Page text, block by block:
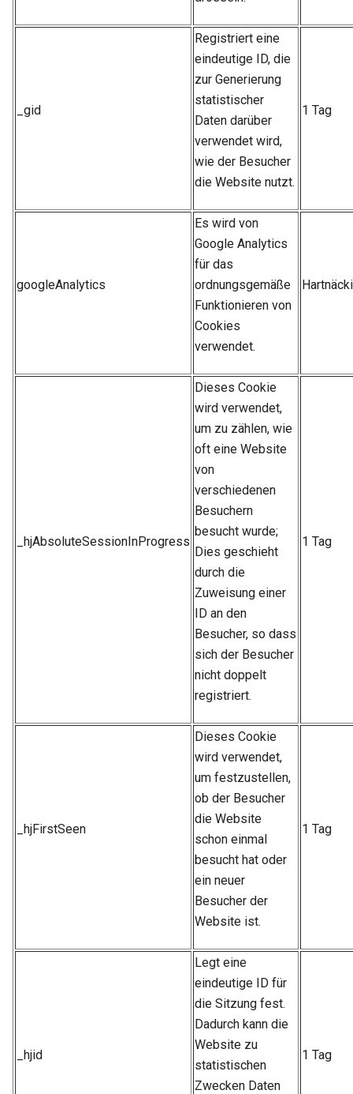
_gid
Registriert eine
eindeutige ID, die
zur Generierung
statistischer
Daten darüber
verwendet wird,
wie der Besucher
die Website nutzt.
1 Tag
googleAnalytics
Es wird von
Google Analytics
für das
ordnungsgemäße
Funktionieren von
Cookies
verwendet.
_hjAbsoluteSessionInProgress
Dieses Cookie
wird verwendet,
um zu zählen, wie
oft eine Website
von
verschiedenen
Besuchern
besucht wurde;
Dies geschieht
durch die
Zuweisung einer
ID an den
Besucher, so dass
sich der Besucher
nicht doppelt
registriert.
1 Tag
_hjFirstSeen
Dieses Cookie
wird verwendet,
um festzustellen,
ob der Besucher
die Website
schon einmal
besucht hat oder
ein neuer
Besucher der
Website ist.
1 Tag
_hjid
Legt eine
eindeutige ID für
die Sitzung fest.
Dadurch kann die
Website zu
statistischen
Zwecken Daten
1 Tag